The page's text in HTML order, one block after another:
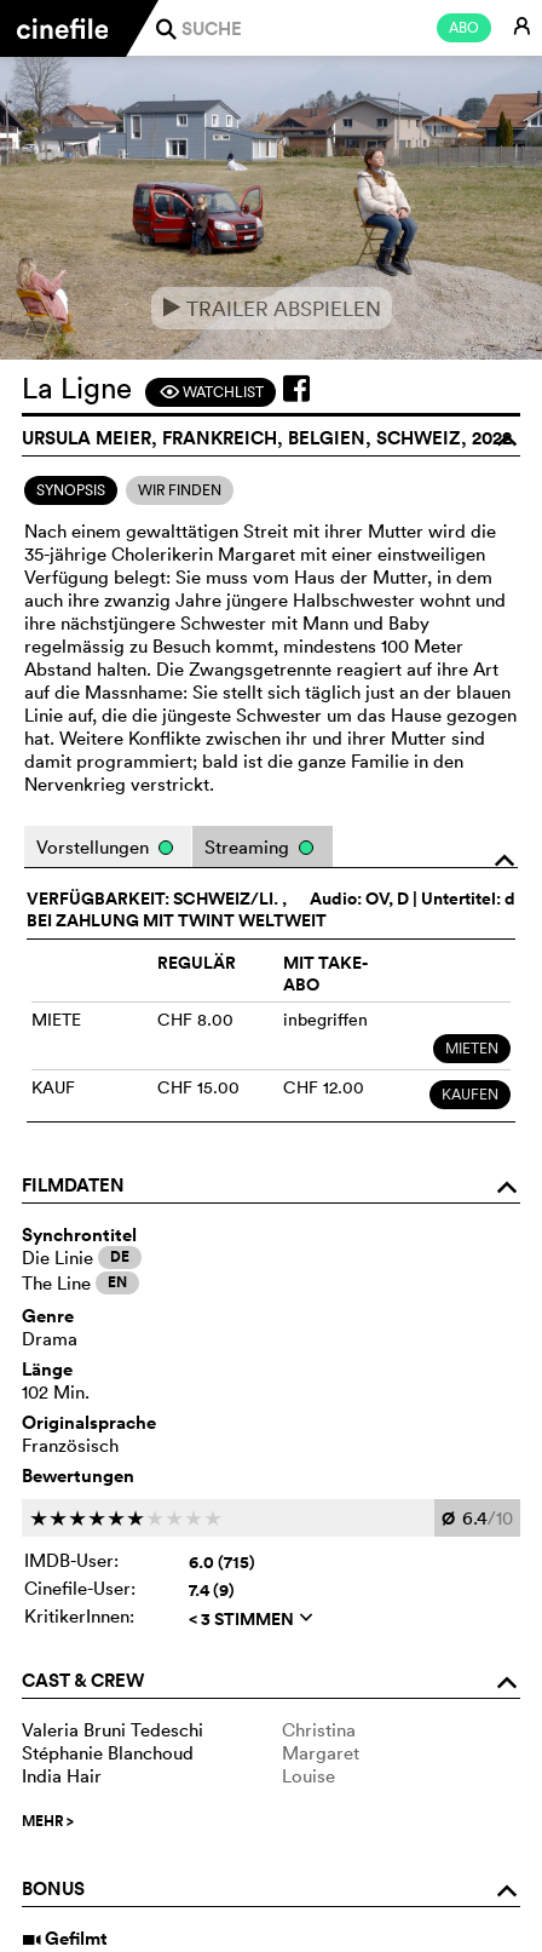
ABO E
j
e TRAILER ABSPIELEN
La Ligne FWATCHLIST
URSULA MEIER, FRANKREICH, BELGIEN, SCHWEIZ, 2022
o
SYNOPSIS WIR FINDEN
Nach einem gewalttätigen Streit mit ihrer Mutter wird die
35-jährige Cholerikerin Margaret mit einer einstweiligen
Verfügung belegt: Sie muss vom Haus der Mutter, in dem
auch ihre zwanzig Jahre jüngere Halbschwester wohnt und
ihre nächstjüngere Schwester mit Mann und Baby
regelmässig zu Besuch kommt, mindestens 100 Meter
Abstand halten. Die Zwangsgetrennte reagiert auf ihre Art
auf die Massnhame: Sie stellt sich täglich just an der blauen
Linie auf, die die jüngeste Schwester um das Hause gezogen
hat. Weitere Konflikte zwischen ihr und ihrer Mutter sind
damit programmiert; bald ist die ganze Familie in den
Nervenkrieg verstrickt.
o
Vorstellungen Streaming
Audio:OV, D | Untertitel: d
VERFÜGBARKEIT: SCHWEIZ/LI. ,
BEI ZAHLUNG MIT TWINT WELTWEIT
REGULÄR
MIT TAKE-
ABO
MIETE CHF 8.00 inbegriffen
MIETEN
KAUF CHF 15.00 CHF 12.00 KAUFEN
FILMDATEN o
Synchrontitel
Die Linie DE
The Line EN
Genre
Drama
Länge
102 Min.
Originalsprache
Französisch
Bewertungen
cccccc c c c c Ø 6.4/10
IMDB-User:
6.0 (715)
Cinefile-User: 7.4 (9)
KritikerInnen: < 3 STIMMEN q
CAST & CREW o
Valeria Bruni Tedeschi
Christina
Stéphanie Blanchoud
Margaret
India Hair
Louise
MEHR>
BONUS o
i Gefilmt